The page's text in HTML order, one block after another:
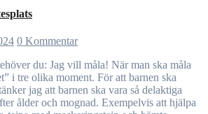
0 Kommentar
i tre olika moment. För att barnen ska
jag att barnen ska vara så delaktiga
ålder och mognad. Exempelvis att hjälpa